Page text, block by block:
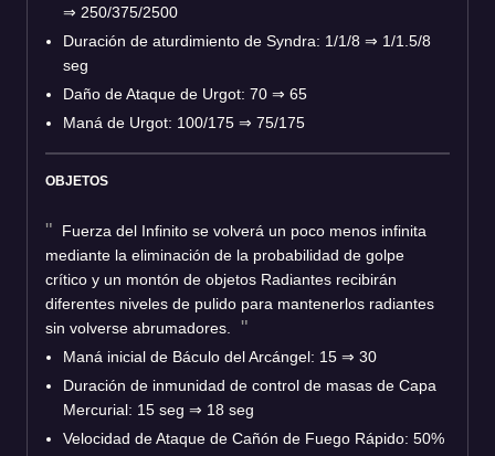
⇒ 250/375/2500
Duración de aturdimiento de Syndra: 1/1/8 ⇒ 1/1.5/8
seg
Daño de Ataque de Urgot: 70 ⇒ 65
Maná de Urgot: 100/175 ⇒ 75/175
OBJETOS
Fuerza del Infinito se volverá un poco menos infinita
mediante la eliminación de la probabilidad de golpe
crítico y un montón de objetos Radiantes recibirán
diferentes niveles de pulido para mantenerlos radiantes
sin volverse abrumadores.
Maná inicial de Báculo del Arcángel: 15 ⇒ 30
Duración de inmunidad de control de masas de Capa
Mercurial: 15 seg ⇒ 18 seg
Velocidad de Ataque de Cañón de Fuego Rápido: 50%